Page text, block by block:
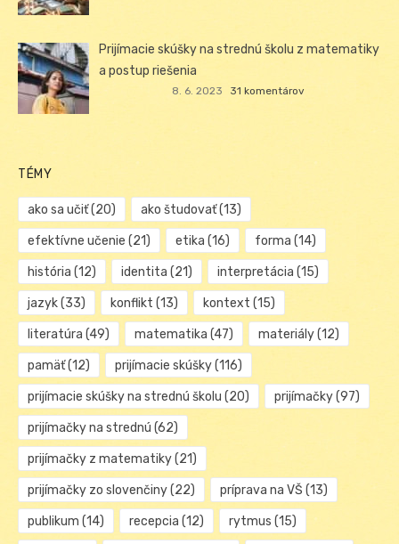
Prijímacie skúšky na strednú školu z matematiky
a postup riešenia
8. 6. 2023 31 komentárov
TÉMY
ako sa učiť(20) ako študovať(13)
efektívne učenie (21) etika (16) forma (14)
história (12) identita (21) interpretácia (15)
jazyk(33) konflikt (13) kontext (15)
literatúra (49) matematika (47) materiály(12)
pamäť(12) prijímacie skúšky(116)
prijímacie skúšky na strednú školu (20) prijímačky(97)
prijímačky na strednú (62)
prijímačky z matematiky(21)
prijímačky zo slovenčiny(22) príprava na VŠ (13)
publikum (14) recepcia (12) rytmus (15)